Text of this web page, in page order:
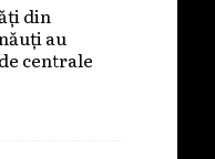
din
au
centrale